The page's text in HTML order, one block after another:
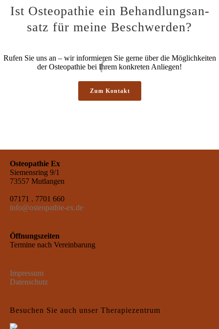
Ist Osteo­pa­thie ein Behand­lungs­an­
satz für mei­ne Beschwerden?
Rufen Sie uns an – wir infor­mie­ren Sie ger­ne über die Mög­lich­kei­ten
der Osteo­pa­thie bei Ihrem kon­kre­ten Anliegen!
Zum Kon­takt
Osteopathie Ex
Siemensring 9/1
73557 Mutlangen
07171 . 7701 660
info@osteopathie-ex.de
Öffnungszeiten
Termine nach Vereinbarung
Impressum
Datenschutz
Besu­chen Sie auch unser Therapiezentrum